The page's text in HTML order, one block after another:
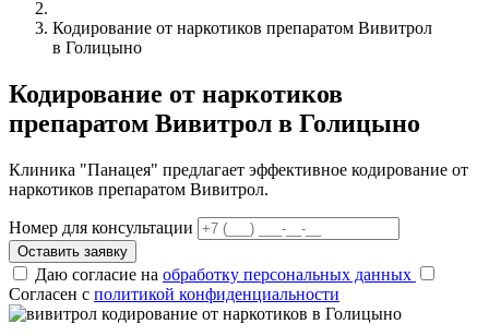
Кодирование от наркотиков препаратом Вивитрол
в Голицыно
Кодирование от наркотиков
препаратом Вивитрол в Голицыно
Клиника "Панацея" предлагает эффективное кодирование от
наркотиков препаратом Вивитрол.
Номер для консультации
Оставить заявку
Даю согласие на обработку персональных данных
Согласен с политикой конфиденциальности